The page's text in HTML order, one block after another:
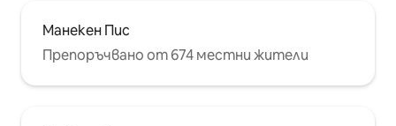
Манекен Пис
Препоръчвано от 674 местни жители